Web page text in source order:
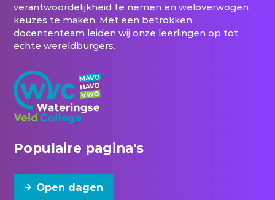
verantwoordelijkheid te nemen en weloverwogen
keuzes te maken. Met een betrokken
docententeam leiden wij onze leerlingen op tot
echte wereldburgers.
Populaire pagina's
Open dagen